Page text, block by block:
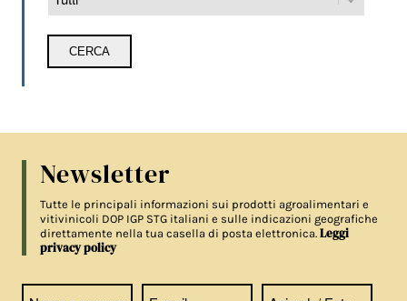
Newsletter
Tutte le principali informazioni sui prodotti agroalimentari e
vitivinicoli DOP IGP STG italiani e sulle indicazioni geografiche
direttamente nella tua casella di posta elettronica.Leggi
privacy policy